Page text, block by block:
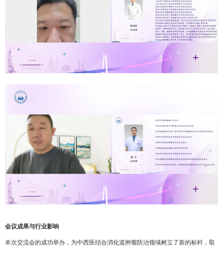
会议成果与行业影响
本次交流会的成功举办，为中西医结合消化道肿瘤防治领域树立了新的标杆，取